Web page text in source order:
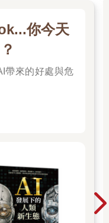
你今天
帶來的好處與危